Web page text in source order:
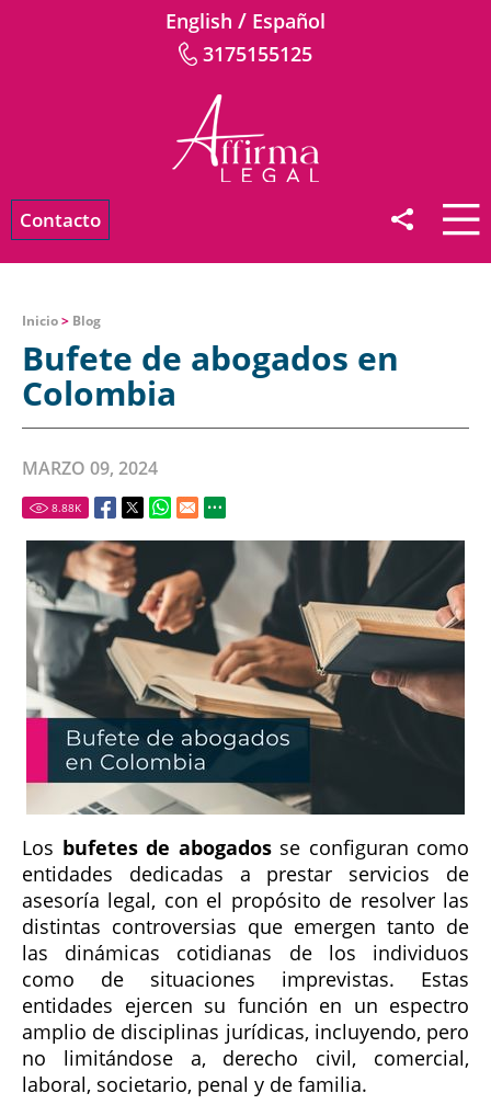
English / Español
3175155125
Contacto
Inicio> Blog
Bufete de abogados en
Colombia
MARZO 09, 2024
8.88K
Los bufetes de abogadosse configuran como
entidades dedicadas a prestar servicios de
asesoría legal, con el propósito de resolver las
distintas controversias que emergen tanto de
las dinámicas cotidianas de los individuos
como de situaciones imprevistas. Estas
entidades ejercen su función en un espectro
amplio de disciplinas jurídicas, incluyendo, pero
no limitándose a, derecho civil, comercial,
laboral, societario, penal y de familia.